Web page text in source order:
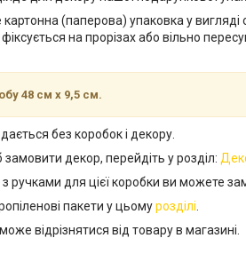
(паперова) упаковка у
на прорізах або вільно
48 см х 9,5 см.
без коробок і декору.
декор, перейдіть у розділ:
ручками для цієї коробки ви можете
пакети у цьомурозділі.
відрізнятися від товару в магазині.